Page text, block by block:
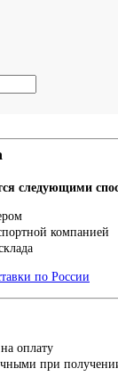
следующими
компанией
по России
оплату
при